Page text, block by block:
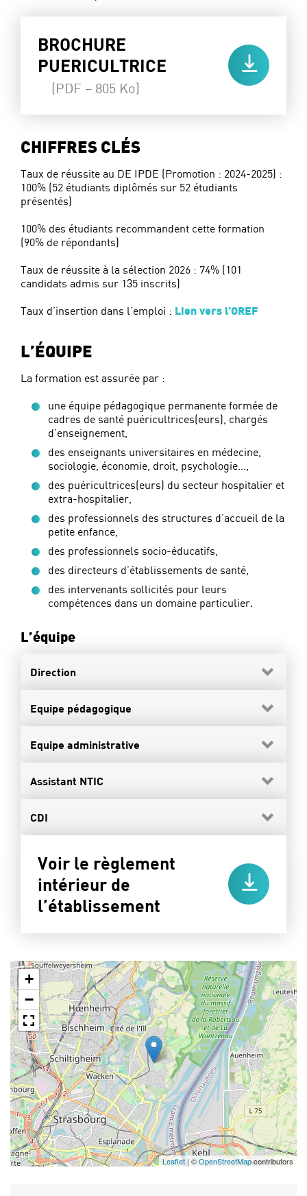
BROCHURE
PUERICULTRICE
(PDF – 805 Ko)
CHIFFRES CLÉS
Taux de réussite au DE IPDE (Promotion : 2024-2025) :
100% (52 étudiants diplômés sur 52 étudiants
présentés)
100% des étudiants recommandent cette formation
(90% de répondants)
Taux de réussite à la sélection 2026 : 74% (101
candidats admis sur 135 inscrits)
Taux d’insertion dans l’emploi : Lien vers l’OREF
L’ÉQUIPE
La formation est assurée par :
une équipe pédagogique permanente formée de
cadres de santé puéricultrices(eurs), chargés
d’enseignement,
des enseignants universitaires en médecine,
sociologie, économie, droit, psychologie…,
des puéricultrices(eurs) du secteur hospitalier et
extra-hospitalier,
des professionnels des structures d’accueil de la
petite enfance,
des professionnels socio-éducatifs,
des directeurs d’établissements de santé,
des intervenants sollicités pour leurs
compétences dans un domaine particulier.
L’équipe
Direction
Equipe pédagogique
Equipe administrative
Assistant NTIC
CDI
Voir le règlement
intérieur de
l’établissement
+
−
Leaflet | ©OpenStreetMapcontributors